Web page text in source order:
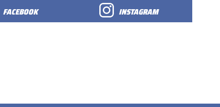
FACEBOOK INSTAGRAM